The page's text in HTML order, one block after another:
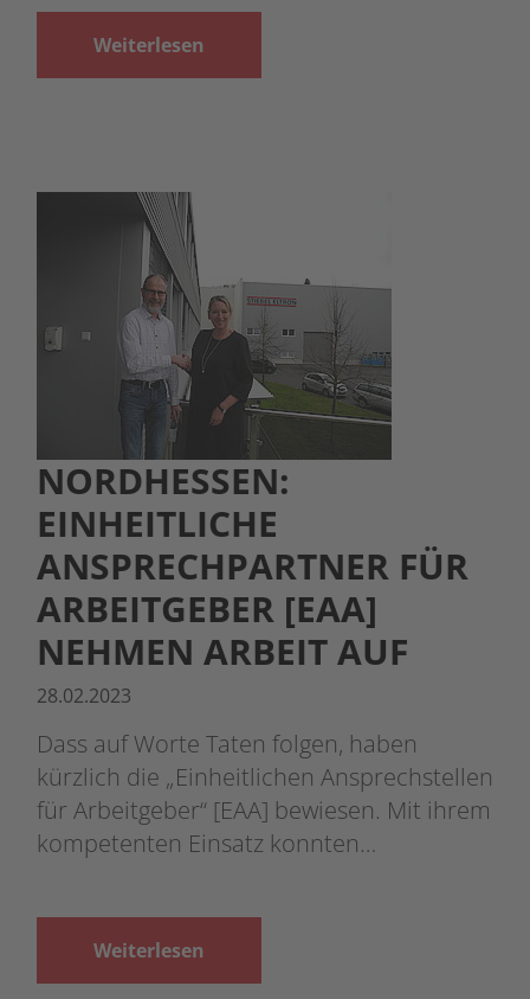
Weiterlesen
NORDHESSEN:
EINHEITLICHE
ANSPRECHPARTNER FÜR
ARBEITGEBER [EAA]
NEHMEN ARBEIT AUF
28.02.2023
Dass auf Worte Taten folgen, haben
kürzlich die „Einheitlichen Ansprechstellen
für Arbeitgeber“ [EAA] bewiesen. Mit ihrem
kompetenten Einsatz konnten…
Weiterlesen